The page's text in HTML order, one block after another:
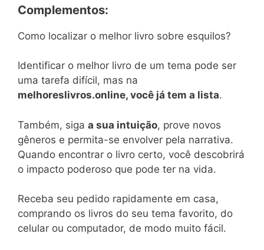
Complementos:
Como localizar o melhor livro sobre esquilos?
Identificar o melhor livro de um tema pode ser
uma tarefa difícil, mas na
melhoreslivros.online, você já tem a lista.
Também, siga a sua intuição, prove novos
gêneros e permita-se envolver pela narrativa.
Quando encontrar o livro certo, você descobrirá
o impacto poderoso que pode ter na vida.
Receba seu pedido rapidamente em casa,
comprando os livros do seu tema favorito, do
celular ou computador, de modo muito fácil.